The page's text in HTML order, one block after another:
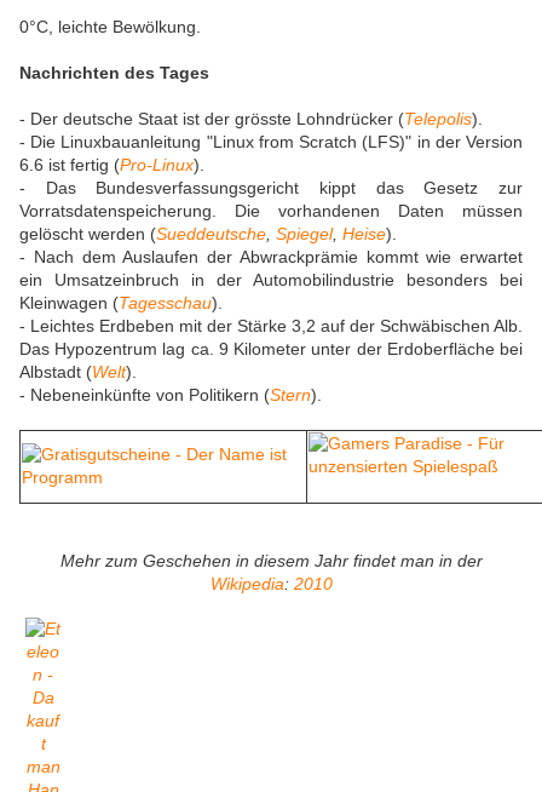
0°C, leichte Bewölkung.
Nachrichten des Tages
- Der deutsche Staat ist der grösste Lohndrücker (Telepolis).
- Die Linuxbauanleitung "Linux from Scratch (LFS)" in der Version
6.6 ist fertig (Pro-Linux).
- Das Bundesverfassungsgericht kippt das Gesetz zur
Vorratsdatenspeicherung. Die vorhandenen Daten müssen
gelöscht werden (Sueddeutsche Spiegel, Heise).
- Nach dem Auslaufen der Abwrackprämie kommt wie erwartet
ein Umsatzeinbruch in der Automobilindustrie besonders bei
Kleinwagen (Tagesschau).
- Leichtes Erdbeben mit der Stärke 3,2 auf der Schwäbischen Alb.
Das Hypozentrum lag ca. 9 Kilometer unter der Erdoberfläche bei
Albstadt (Welt).
- Nebeneinkünfte von Politikern (Stern).
Mehr zum Geschehen in diesem Jahr findet man in der
Wikipedia: 2010